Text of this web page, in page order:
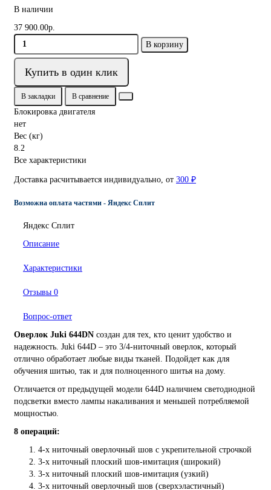
В наличии
37 900.00р.
В корзину
Купить в один клик
В закладки В сравнение
Блокировка двигателя
нет
Вес (кг)
8.2
Все характеристики
Доставка расчитывается индивидуально, от 300 ₽
Возможна оплата частями - Яндекс Сплит
Яндекс Сплит
Описание
Характеристики
Отзывы 0
Вопрос-ответ
Оверлок Juki 644DN создан для тех, кто ценит удобство и
надежность. Juki 644D – это 3/4-ниточный оверлок, который
отлично обработает любые виды тканей. Подойдет как для
обучения шитью, так и для полноценного шитья на дому.
Отличается от предыдущей модели 644D наличием светодиодной
подсветки вместо лампы накаливания и меньшей потребляемой
мощностью.
8 операций:
4-х ниточный оверлочный шов с укрепительной строчкой
3-х ниточный плоский шов-имитация (широкий)
3-х ниточный плоский шов-имитация (узкий)
3-х ниточный оверлочный шов (сверхэластичный)